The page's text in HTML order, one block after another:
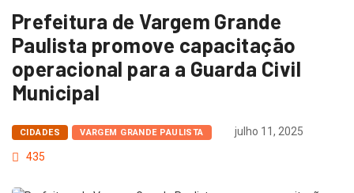
Prefeitura de Vargem Grande
Paulista promove capacitação
operacional para a Guarda Civil
Municipal
CIDADES VARGEM GRANDE PAULISTA
julho 11, 2025
435